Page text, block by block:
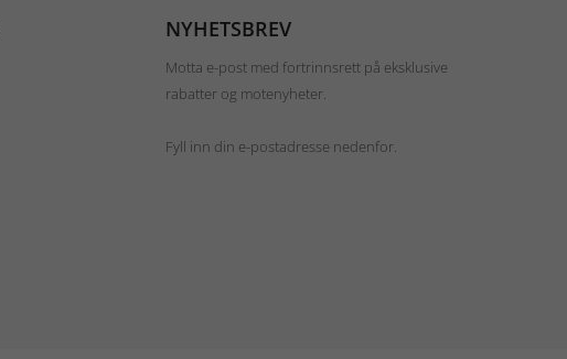
NYHETSBREV
Motta e-post med fortrinnsrett på eksklusive
rabatter og motenyheter.
Fyll inn din e-postadresse nedenfor.